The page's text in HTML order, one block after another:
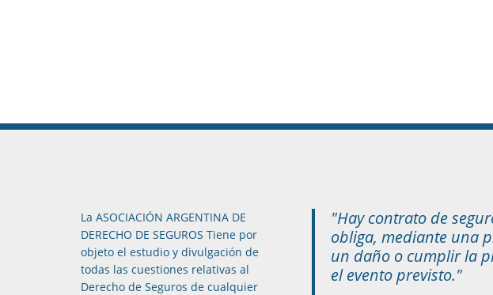
La ASOCIACIÓN ARGENTINA DE
DERECHO DE SEGUROS Tiene por
objeto el estudio y divulgación de
todas las cuestiones relativas al
Derecho de Seguros de cualquier
"Hay contrato de
obliga, mediante una
un daño o cumplir la
el evento previsto."